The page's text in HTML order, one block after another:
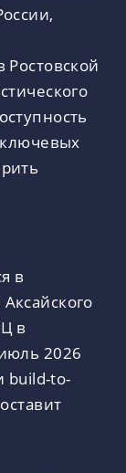
в
в
2026
build-to-